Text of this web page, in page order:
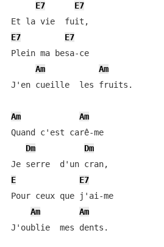
E7
E7
E7
E7
Plein ma besa-ce
Am
Am
J'en cueille  les fruits.
Am
Am
Quand c'est carê-me
Dm
Dm
E
E7
Pour ceux que j'ai-me
Am
Am
J'oublie  mes dents.